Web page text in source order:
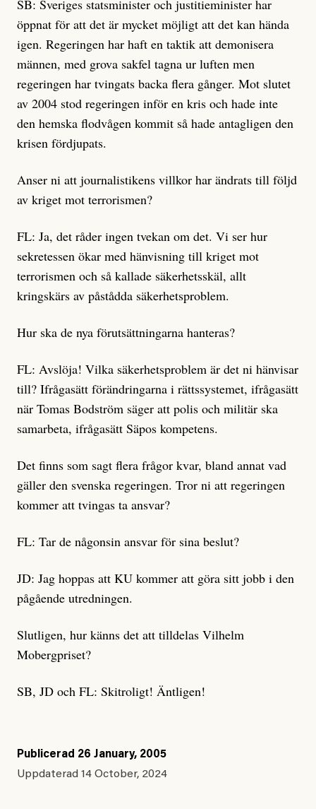
SB: Sveriges statsminister och justitieminister har
öppnat för att det är mycket möjligt att det kan hända
igen. Regeringen har haft en taktik att demonisera
männen, med grova sakfel tagna ur luften men
regeringen har tvingats backa flera gånger. Mot slutet
av 2004 stod regeringen inför en kris och hade inte
den hemska flodvågen kommit så hade antagligen den
krisen fördjupats.
Anser ni att journalistikens villkor har ändrats till följd
av kriget mot terrorismen?
FL: Ja, det råder ingen tvekan om det. Vi ser hur
sekretessen ökar med hänvisning till kriget mot
terrorismen och så kallade säkerhetsskäl, allt
kringskärs av påstådda säkerhetsproblem.
Hur ska de nya förutsättningarna hanteras?
FL: Avslöja! Vilka säkerhetsproblem är det ni hänvisar
till? Ifrågasätt förändringarna i rättssystemet, ifrågasätt
när Tomas Bodström säger att polis och militär ska
samarbeta, ifrågasätt Säpos kompetens.
Det finns som sagt flera frågor kvar, bland annat vad
gäller den svenska regeringen. Tror ni att regeringen
kommer att tvingas ta ansvar?
FL: Tar de någonsin ansvar för sina beslut?
JD: Jag hoppas att KU kommer att göra sitt jobb i den
pågående utredningen.
Slutligen, hur känns det att tilldelas Vilhelm
Mobergpriset?
SB, JD och FL: Skitroligt! Äntligen!
Publicerad 26 January, 2005
Uppdaterad 14 October, 2024